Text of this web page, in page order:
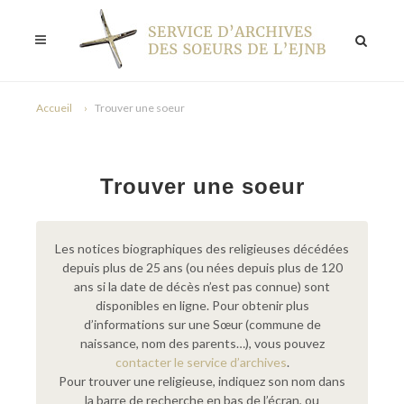
Accueil Trouver une soeur
Trouver une soeur
Les notices biographiques des religieuses décédées
depuis plus de 25 ans (ou nées depuis plus de 120
ans si la date de décès n’est pas connue) sont
disponibles en ligne. Pour obtenir plus
d’informations sur une Sœur (commune de
naissance, nom des parents…), vous pouvez
contacter le service d’archives.
Pour trouver une religieuse, indiquez son nom dans
la barre de recherche en bas de l’écran, ou